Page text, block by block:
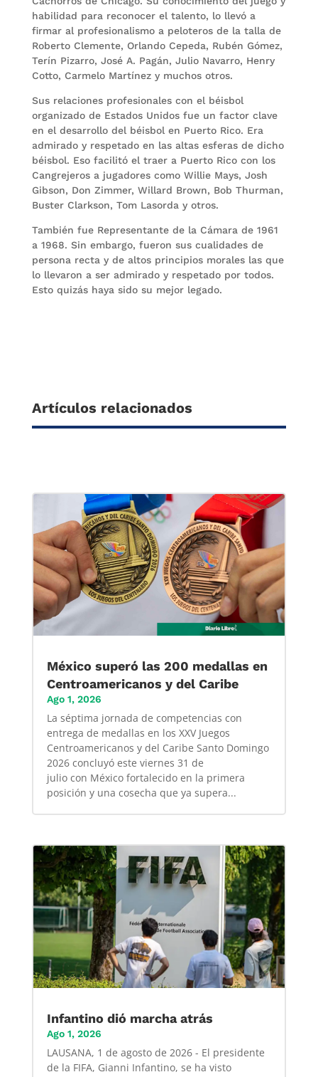
habilidad para reconocer el talento, lo llevó a
firmar al profesionalismo a peloteros de la talla de
Roberto Clemente, Orlando Cepeda, Rubén Gómez,
Terín Pizarro, José A. Pagán, Julio Navarro, Henry
Cotto, Carmelo Martínez y muchos otros.
Sus relaciones profesionales con el béisbol
organizado de Estados Unidos fue un factor clave
en el desarrollo del béisbol en Puerto Rico. Era
admirado y respetado en las altas esferas de dicho
béisbol. Eso facilitó el traer a Puerto Rico con los
Cangrejeros a jugadores como Willie Mays, Josh
Gibson, Don Zimmer, Willard Brown, Bob Thurman,
Buster Clarkson, Tom Lasorda y otros.
También fue Representante de la Cámara de 1961
a 1968. Sin embargo, fueron sus cualidades de
persona recta y de altos principios morales las que
lo llevaron a ser admirado y respetado por todos.
Esto quizás haya sido su mejor legado.
Artículos relacionados
México superó las 200 medallas en
Centroamericanos y del Caribe
Ago 1, 2026
La séptima jornada de competencias con
entrega de medallas en los XXV Juegos
Centroamericanos y del Caribe Santo Domingo
2026 concluyó este viernes 31 de
julio con México fortalecido en la primera
posición y una cosecha que ya supera...
Infantino dió marcha atrás
Ago 1, 2026
LAUSANA, 1 de agosto de 2026 - El presidente
de la FIFA, Gianni Infantino, se ha visto